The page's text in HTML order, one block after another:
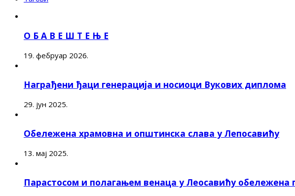
О Б А В Е Ш Т Е Њ Е
19. фебруар 2026.
Награђени ђаци генерација и носиоци Вукових диплома
29. јун 2025.
Обележена храмовна и општинска слава у Лепосавићу
13. мај 2025.
Парастосом и полагањем венаца у Леосавићу